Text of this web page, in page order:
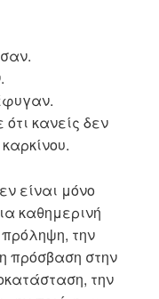
κανείς δεν
είναι μόνο
καθημερινή
την
πρόσβαση στην
την